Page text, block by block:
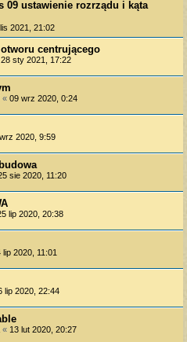
09 ustawienie rozrządu i kąta
2021, 21:02
centrującego
28 sty 2021, 17:22
« 09 wrz 2020, 0:24
2020, 9:59
sie 2020, 11:20
lip 2020, 20:38
lip 2020, 11:01
lip 2020, 22:44
« 13 lut 2020, 20:27